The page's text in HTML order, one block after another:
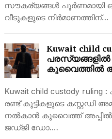
സൗകര്യങ്ങൾ പൂർണമായി
വീടുകളുടെ നിർമാണത്തിന്…
Kuwait child
പരസ്യങ്ങളിൽ
കുവൈത്തിൽ
Kuwait child custody
രണ്ട് കുട്ടികളുടെ കസ്റ്റഡി
നൽകാൻ കുവൈത്ത് അപ്പീൽ
ജഡ്ജി ഡോ.…